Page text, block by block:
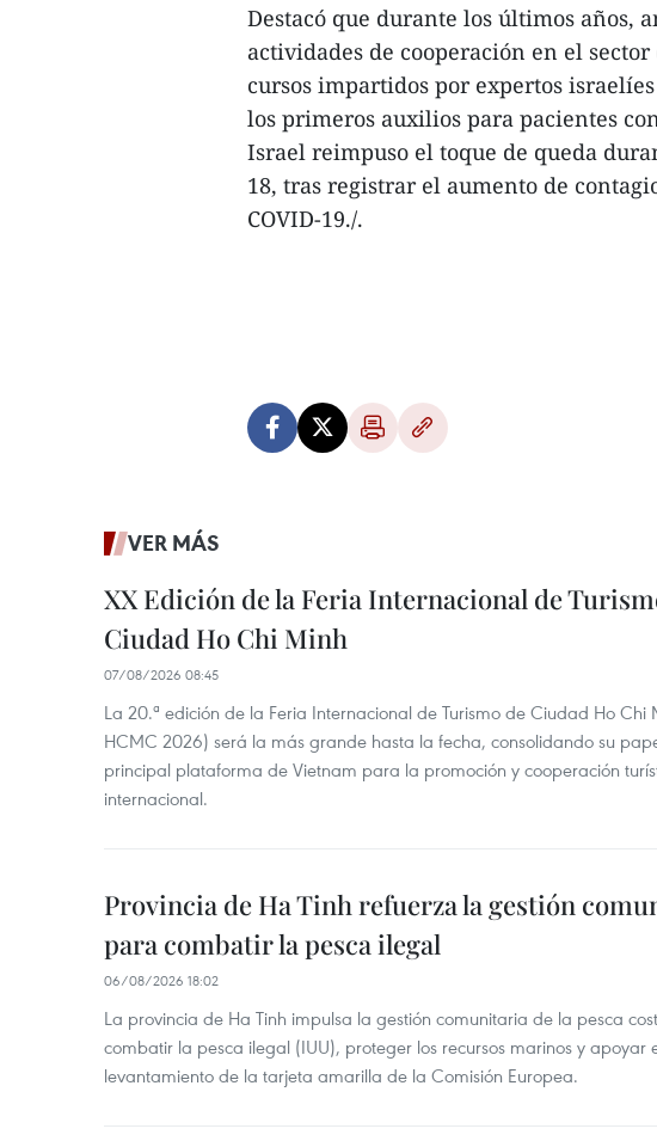
Destacó que durante los últimos años,
actividades de cooperación en el
cursos impartidos por expertos
los primeros auxilios para pacientes
Israel reimpuso el toque de queda
18, tras registrar el aumento de
COVID-19./.
VER MÁS
XX Edición de la Feria Internacional de
Ciudad Ho Chi Minh
07/08/2026 08:45
La 20.ª edición de la Feria Internacional de Turismo de Ciudad Ho Chi
HCMC 2026) será la más grande hasta la fecha, consolidando su
principal plataforma de Vietnam para la promoción y cooperación
internacional.
Provincia de Ha Tinh refuerza la gestión
para combatir la pesca ilegal
06/08/2026 18:02
La provincia de Ha Tinh impulsa la gestión comunitaria de la pesca
combatir la pesca ilegal (IUU), proteger los recursos marinos y apoyar
levantamiento de la tarjeta amarilla de la Comisión Europea.